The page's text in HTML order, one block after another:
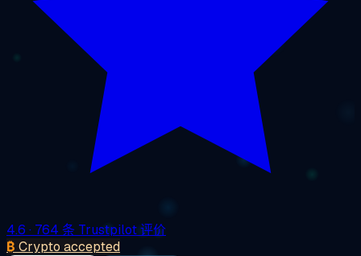
4.6 · 764 条 Trustpilot 评价
₿ Crypto accepted